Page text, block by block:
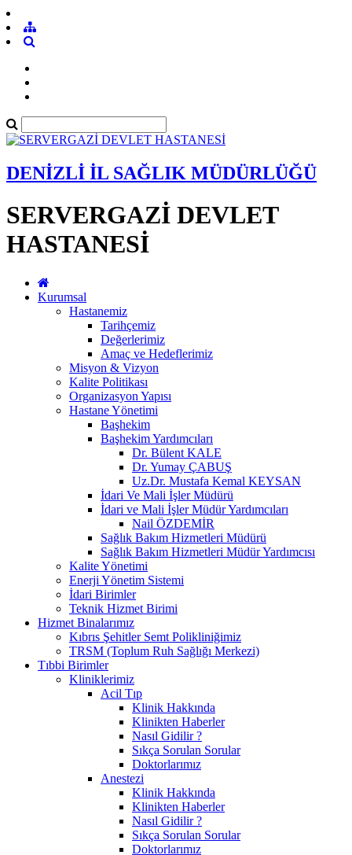
DENİZLİ İL SAĞLIK MÜDÜRLÜĞÜ
SERVERGAZİ DEVLET
HASTANESİ
Kurumsal
Hastanemiz
Tarihçemiz
Değerlerimiz
Amaç ve Hedeflerimiz
Misyon & Vizyon
Kalite Politikası
Organizasyon Yapısı
Hastane Yönetimi
Başhekim
Başhekim Yardımcıları
Dr. Bülent KALE
Dr. Yumay ÇABUŞ
Uz.Dr. Mustafa Kemal KEYSAN
İdari Ve Mali İşler Müdürü
İdari ve Mali İşler Müdür Yardımcıları
Nail ÖZDEMİR
Sağlık Bakım Hizmetleri Müdürü
Sağlık Bakım Hizmetleri Müdür Yardımcısı
Kalite Yönetimi
Enerji Yönetim Sistemi
İdari Birimler
Teknik Hizmet Birimi
Hizmet Binalarımız
Kıbrıs Şehitler Semt Polikliniğimiz
TRSM (Toplum Ruh Sağlığı Merkezi)
Tıbbi Birimler
Kliniklerimiz
Acil Tıp
Klinik Hakkında
Klinikten Haberler
Nasıl Gidilir ?
Sıkça Sorulan Sorular
Doktorlarımız
Anestezi
Klinik Hakkında
Klinikten Haberler
Nasıl Gidilir ?
Sıkça Sorulan Sorular
Doktorlarımız